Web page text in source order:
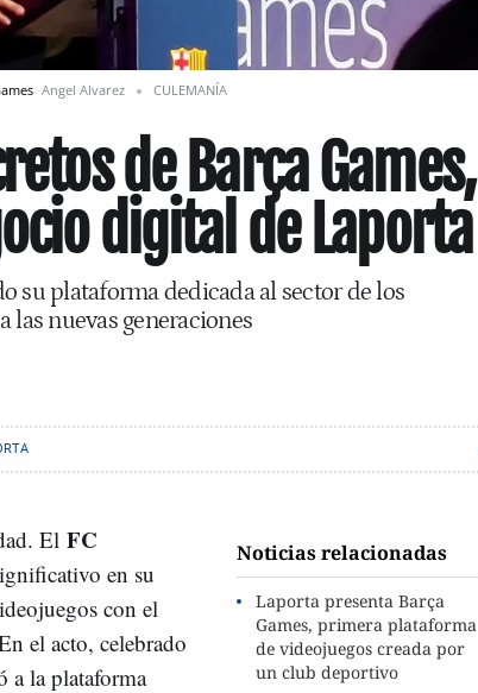
Angel Alvarez
CULEMANÍA
de Barça Games,
digital de Laporta
su plataforma dedicada al sector de los
las nuevas generaciones
Noticias relacionadas
Laporta presenta Barça
Games, primera plataforma
de videojuegos creada por
un club deportivo
El FC
en su
con el
el acto, celebrado
a la plataforma